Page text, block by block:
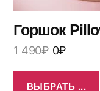
Горшок
1 490₽ 0₽
ВЫБРАТЬ ...